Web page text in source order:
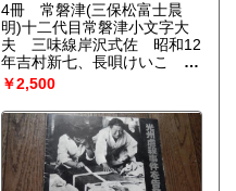
4冊 常磐津(三保松富士晨
明)十二代目常磐津小文字大
夫 三味線岸沢式佐 昭和12
年吉村新七、長唄けいこ 明
治18年
￥2,500